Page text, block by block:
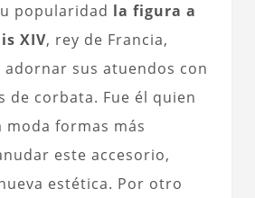
popularidad la figura a
XIV, rey de Francia,
sus atuendos con
de corbata. Fue él quien
formas más
este accesorio,
estética. Por otro